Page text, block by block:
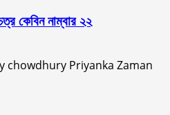
কেবিন নাম্বার ২২